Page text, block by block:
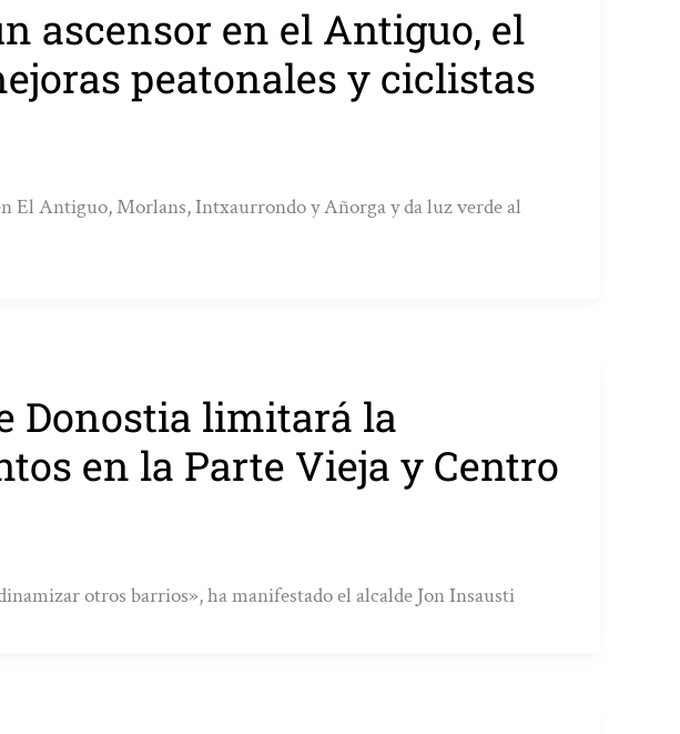
ascensor en el Antiguo, el
peatonales y ciclistas
El Antiguo, Morlans, Intxaurrondo y Añorga y da luz verde al
Donostia limitará la
en la Parte Vieja y Centro
otros barrios», ha manifestado el alcalde Jon Insausti